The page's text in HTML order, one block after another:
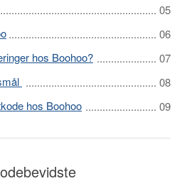
hos Boohoo?
hos Boohoo